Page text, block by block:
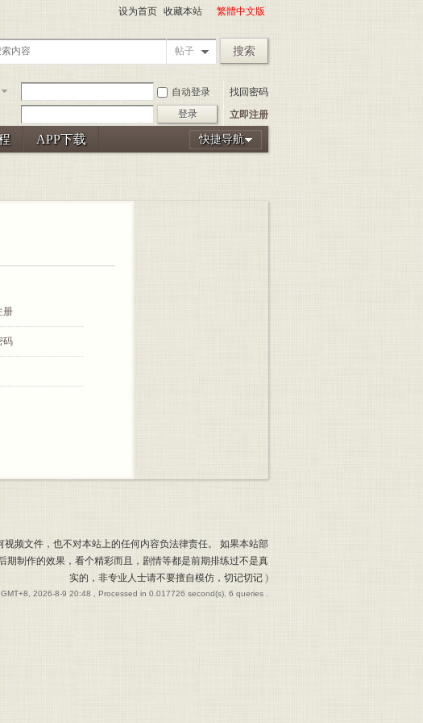
设为首页 收藏本站 繁體中文版
帖子 搜索
自动登录
找回密码
登录 立即注册
快捷导航
APP下载
册
码
频文件，也不对本站上的任何内容负法律责任。 如果本站部
制作的效果，看个精彩而且，剧情等都是前期排练过不是真
实的，非专业人士请不要擅自模仿，切记切记 )
GMT+8, 2026-8-9 20:48 , Processed in 0.017726 second(s), 6 queries .